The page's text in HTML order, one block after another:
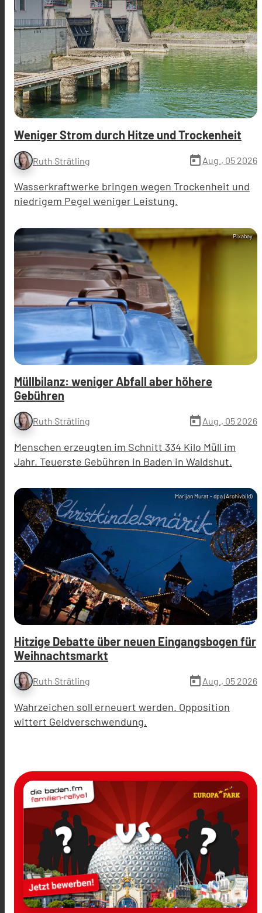
Weniger Strom durch Hitze und Trockenheit
Ruth Strätling today Aug., 05 2026
Wasserkraftwerke bringen wegen Trockenheit und
niedrigem Pegel weniger Leistung.
Pixabay
Müllbilanz: weniger Abfall aber höhere
Gebühren
Ruth Strätling today Aug., 05 2026
Menschen erzeugten im Schnitt 334 Kilo Müll im
Jahr. Teuerste Gebühren in Baden in Waldshut.
Marijan Murat - dpa (Archivbild)
Hitzige Debatte über neuen Eingangsbogen für
Weihnachtsmarkt
Ruth Strätling today Aug., 05 2026
Wahrzeichen soll erneuert werden. Opposition
wittert Geldverschwendung.